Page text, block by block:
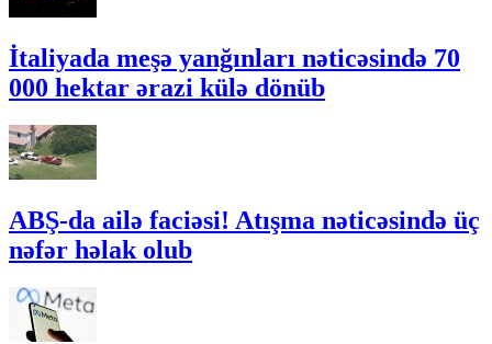
İtaliyada meşə yanğınları nəticəsində 70
000 hektar ərazi külə dönüb
ABŞ-da ailə faciəsi! Atışma nəticəsində üç
nəfər həlak olub